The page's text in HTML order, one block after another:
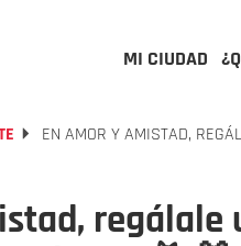
MI CIUDAD
EN AMOR Y AMISTAD,